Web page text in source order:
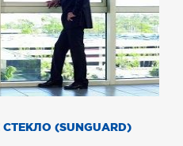
(SUNGUARD)